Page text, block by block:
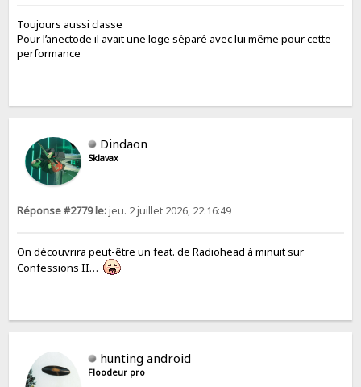
Toujours aussi classe
Pour l’anectode il avait une loge séparé avec lui même pour cette
performance
Dindaon
Sklavax
Réponse #2779 le:jeu. 2 juillet 2026, 22:16:49
On découvrira peut-être un feat. de Radiohead à minuit sur
Confessions II…
hunting android
Floodeur pro